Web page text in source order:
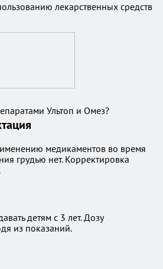
лекарственных средств
Ультоп и Омез?
медикаментов во время
грудью нет. Корректировка
детям с 3 лет. Дозу
из показаний.